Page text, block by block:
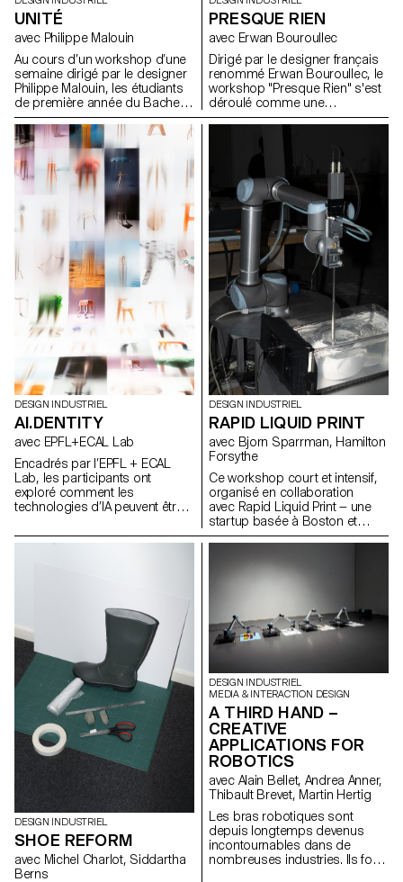
UNITÉ
avec Philippe Malouin
Au cours d’un workshop d’une
semaine dirigé par le designer
Philippe Malouin, les étudiants
de première année du Bachelor
en Design Industriel ont conçu
et réalisé des soliflores, chacun
destiné à accueillir une fleur
unique de leur choix.
PRESQUE RIEN
avec Erwan Bouroullec
Dirigé par le designer français
renommé Erwan Bouroullec, le
workshop "Presque Rien" s'est
déroulé comme une
exploration des possibilités de
rénovée. Le projet prévoyait un
canevas ouvert, encourageant
les étudiants en design
industriel de l'ECAL à s'écarter
des méthodes traditionnelles
de résolution de problèmes.
DESIGN INDUSTRIEL
AI.DENTITY
avec EPFL+ECAL Lab
Encadrés par l’EPFL + ECAL
Lab, les participants ont
exploré comment les
technologies d’IA peuvent être
produits pour améliorer la
fonctionnalité et enrichir
fondements théoriques de l’IA
tout en expérimentant des
applications pratiques à travers
divers cas d’usage.
DESIGN INDUSTRIEL
RAPID LIQUID PRINT
avec Bjorn Sparrman, Hamilton
Forsythe
Ce workshop court et intensif,
organisé en collaboration
avec Rapid Liquid Print — une
startup basée à Boston et
issue du Self-Assembly Lab du
fondements de l’Embedded 3D
Printing, en questionnant de
poétique ce qu’est une courbe,
une surface ou un volume
épaissi lorsqu’il passe du
monde numérique à la réalité
DESIGN INDUSTRIEL
SHOE REFORM
avec Michel Charlot, Siddartha
Berns
DESIGN INDUSTRIEL
MEDIA & INTERACTION DESIGN
A THIRD HAND –
CREATIVE
APPLICATIONS FOR
ROBOTICS
avec Alain Bellet, Andrea Anner,
Thibault Brevet, Martin Hertig
Les bras robotiques sont
depuis longtemps devenus
incontournables dans de
nombreuses industries. Ils font